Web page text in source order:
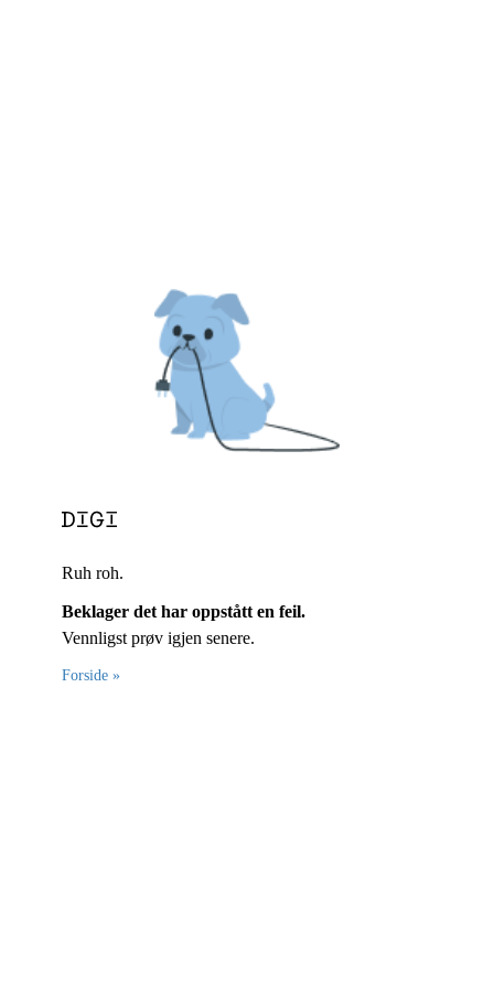
Ruh roh.
Beklager det har oppstått en feil.
Vennligst prøv igjen senere.
Forside »